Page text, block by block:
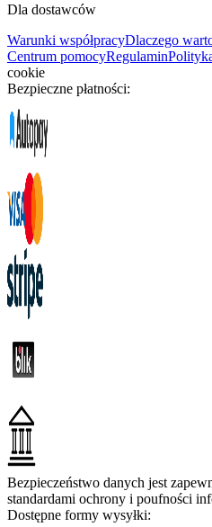
Dla dostawców
Warunki współpracyDlaczego
Centrum pomocyRegulamin
cookie
Bezpieczne płatności:
Bezpieczeństwo danych jest
standardami ochrony i poufności
Dostępne formy wysyłki: